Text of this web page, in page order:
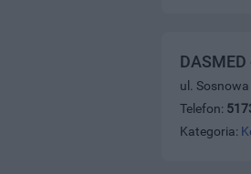
DASMED
ul.
Telefon:
Kategoria: